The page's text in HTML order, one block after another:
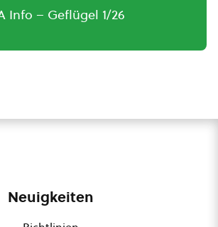
Info – Geflügel 1/26
Neuigkeiten